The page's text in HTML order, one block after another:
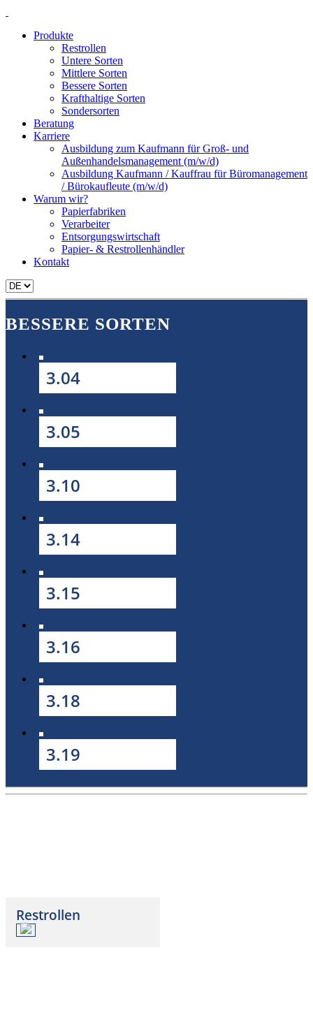
Produkte
Restrollen
Untere Sorten
Mittlere Sorten
Bessere Sorten
Krafthaltige Sorten
Sondersorten
Beratung
Karriere
Ausbildung zum Kaufmann für Groß- und
Außenhandelsmanagement (m/w/d)
Ausbildung Kaufmann / Kauffrau für Büromanagement
/ Bürokaufleute (m/w/d)
Warum wir?
Papierfabriken
Verarbeiter
Entsorgungswirtschaft
Papier- & Restrollenhändler
Kontakt
Sprache
auswählen
BESSERE SORTEN
3.04
3.05
3.10
3.14
3.15
3.16
3.18
3.19
Restrollen